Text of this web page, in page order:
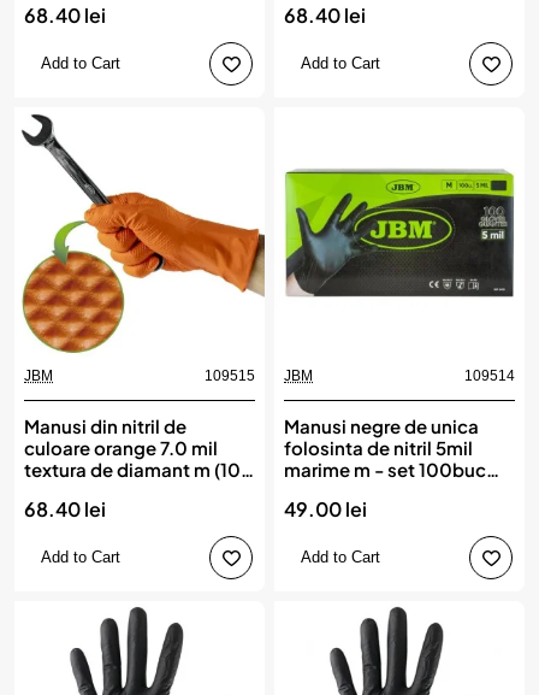
68.40 lei
Add to Cart
68.40 lei
Add to Cart
JBM 109515
Manusi din nitril de
culoare orange 7.0 mil
textura de diamant m (100
68.40 lei
Add to Cart
JBM 109514
Manusi negre de unica
folosinta de nitril 5mil
marime m - set 100buc
49.00 lei
Add to Cart